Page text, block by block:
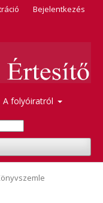
A folyóiratról
Bejelentkezés